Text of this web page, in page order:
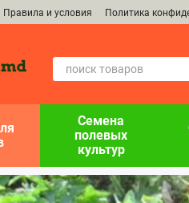
Правила и условия Политика
Семена
полевых
культур